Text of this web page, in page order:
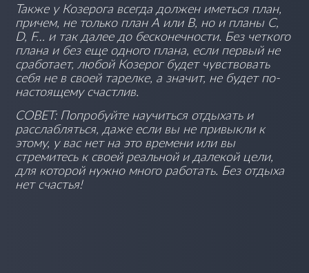
Также у Козерога всегда должен иметься план,
причем, не только план А или В, но и планы С,
D, F… и так далее до бесконечности. Без четкого
плана и без еще одного плана, если первый не
сработает, любой Козерог будет чувствовать
себя не в своей тарелке, а значит, не будет по-
настоящему счастлив.
СОВЕТ: Попробуйте научиться отдыхать и
расслабляться, даже если вы не привыкли к
этому, у вас нет на это времени или вы
стремитесь к своей реальной и далекой цели,
для которой нужно много работать. Без отдыха
нет счастья!